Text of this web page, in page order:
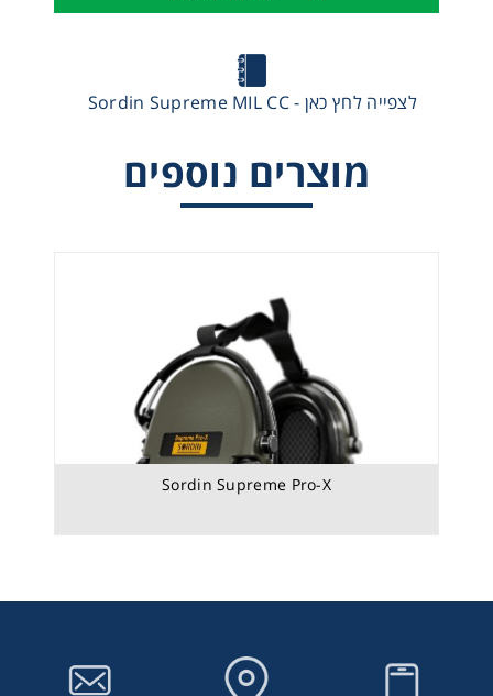
לצפייה לחץ כאן - Sordin Supreme MIL CC
מוצרים נוספים
Sordin Supreme Pro-X